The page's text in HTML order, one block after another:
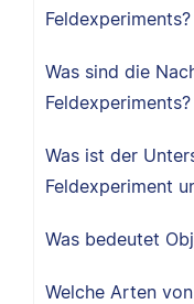
Feldexperiments?
Was sind die
Feldexperiments?
Was ist der
Feldexperiment
Was bedeutet
Welche Arten